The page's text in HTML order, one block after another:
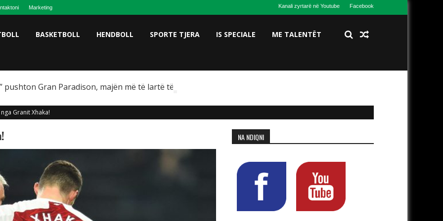
Marketing Kanali zyrtarë në Youtube Facebook
BASKETBOLL HENDBOLL SPORTE TJERA IS SPECIALE ME TALENTËT
pushton Gran Paradison, majën më të lartë të Italisë
Granit Xhaka!
NA NDIQNI